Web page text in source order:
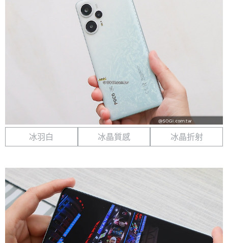
冰羽白 冰晶質感 冰晶折射